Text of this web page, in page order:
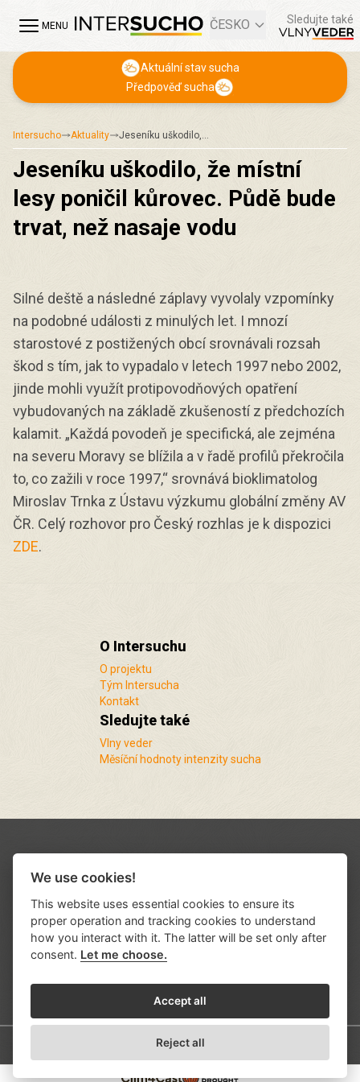
MENU ČESKO Sledujte také
Aktuální stav sucha
Předpověď sucha
Intersucho Aktuality Jeseníku uškodilo,…
Jeseníku uškodilo, že místní
lesy poničil kůrovec. Půdě bude
trvat, než nasaje vodu
Silné deště a následné záplavy vyvolaly vzpomínky
na podobné události z minulých let. I mnozí
starostové z postižených obcí srovnávali rozsah
škod s tím, jak to vypadalo v letech 1997 nebo 2002,
jinde mohli využít protipovodňových opatření
vybudovaných na základě zkušeností z předchozích
kalamit. „Každá povodeň je specifická, ale zejména
na severu Moravy se blížila a v řadě profilů překročila
to, co zažili v roce 1997,“ srovnává bioklimatolog
Miroslav Trnka z Ústavu výzkumu globální změny AV
ČR. Celý rozhovor pro Český rozhlas je k dispozici
ZDE.
O Intersuchu
O projektu
Tým Intersucha
Kontakt
Sledujte také
Vlny veder
Měsíční hodnoty intenzity sucha
Ústav výzkumu globální změny AV ČR, v.v.i.
We use cookies!
This website uses essential cookies to ensure its
proper operation and tracking cookies to understand
how you interact with it. The latter will be set only after
consent. Let me choose.
Accept all
Reject all